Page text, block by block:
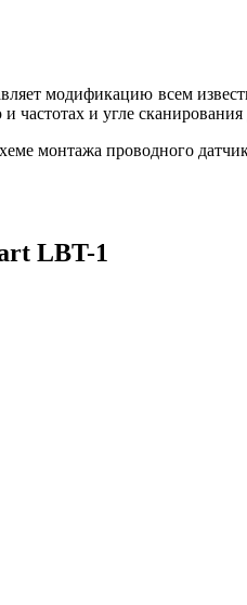
модификацию всем
и угле сканирования
монтажа проводного
LBT-1